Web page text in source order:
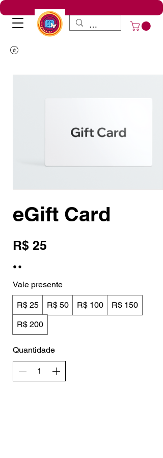
eGift Card
R$ 25
Vale presente
R$ 25 R$ 50 R$ 100
R$ 150
R$ 200
Quantidade